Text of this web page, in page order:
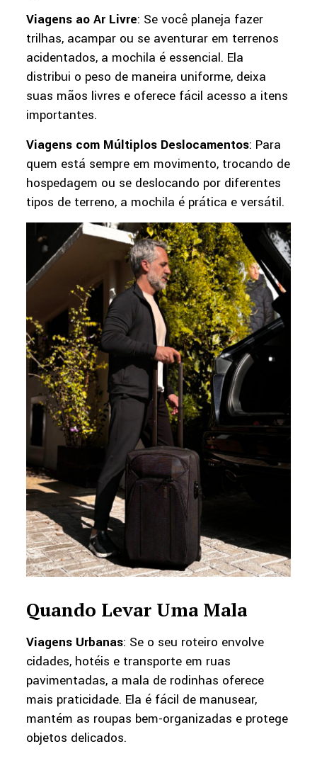
Viagens ao Ar Livre: Se você planeja fazer
trilhas, acampar ou se aventurar em terrenos
acidentados, a mochila é essencial. Ela
distribui o peso de maneira uniforme, deixa
suas mãos livres e oferece fácil acesso a itens
importantes.
Viagens com Múltiplos Deslocamentos: Para
quem está sempre em movimento, trocando de
hospedagem ou se deslocando por diferentes
tipos de terreno, a mochila é prática e versátil.
Quando Levar Uma Mala
Viagens Urbanas: Se o seu roteiro envolve
cidades, hotéis e transporte em ruas
pavimentadas, a mala de rodinhas oferece
mais praticidade. Ela é fácil de manusear,
mantém as roupas bem-organizadas e protege
objetos delicados.